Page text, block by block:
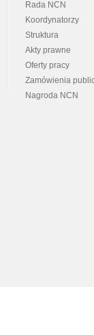
Rada NCN
Koordynatorzy
Struktura
Akty prawne
Oferty pracy
Zamówienia
Nagroda NCN